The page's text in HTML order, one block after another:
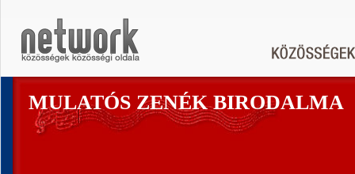
MULATÓS ZENÉK BIRODALMA